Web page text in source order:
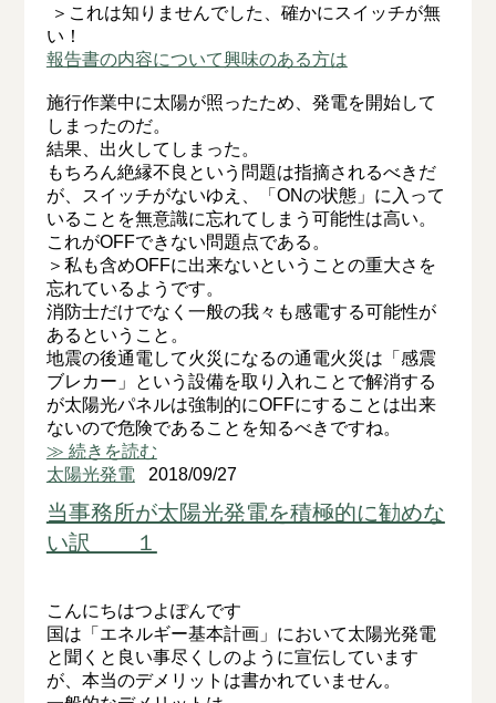
＞これは知りませんでした、確かにスイッチが無
い！
報告書の内容について興味のある方は
施行作業中に太陽が照ったため、発電を開始して
しまったのだ。
結果、出火してしまった。
もちろん絶縁不良という問題は指摘されるべきだ
が、スイッチがないゆえ、「ONの状態」に入って
いることを無意識に忘れてしまう可能性は高い。
これがOFFできない問題点である。
＞私も含めOFFに出来ないということの重大さを
忘れているようです。
消防士だけでなく一般の我々も感電する可能性が
あるということ。
地震の後通電して火災になるの通電火災は「感震
ブレカー」という設備を取り入れことで解消する
が太陽光パネルは強制的にOFFにすることは出来
ないので危険であることを知るべきですね。
≫ 続きを読む
太陽光発電 2018/09/27
当事務所が太陽光発電を積極的に勧めな
い訳 １
こんにちはつよぽんです
国は「エネルギー基本計画」において太陽光発電
と聞くと良い事尽くしのように宣伝しています
が、本当のデメリットは書かれていません。